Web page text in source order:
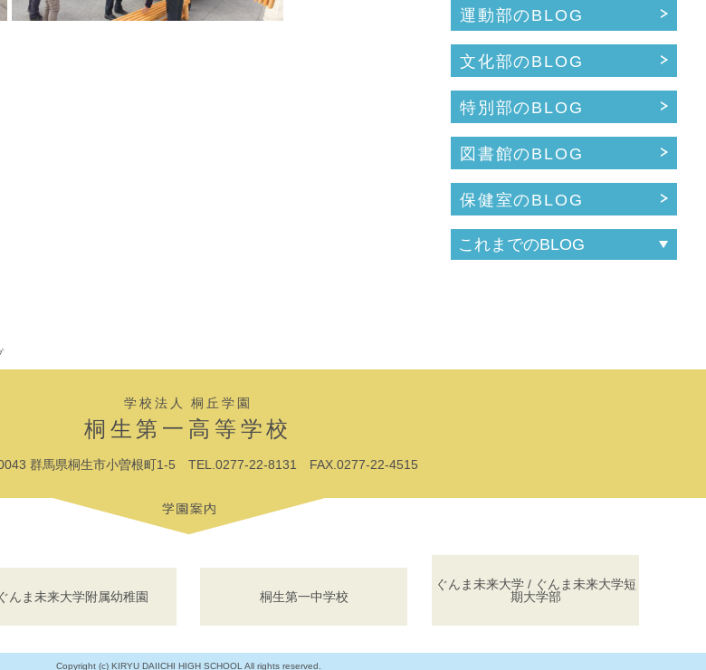
運動部のBLOG
文化部のBLOG
特別部のBLOG
図書館のBLOG
保健室のBLOG
学校法人 桐丘学園
桐生第一高等学校
群馬県桐生市小曽根町1-5 TEL.0277-22-8131 FAX.0277-22-4515
ぐんま未来大学附属幼稚園 桐生第一中学校
ぐんま未来大学 / ぐんま未来大学短
期大学部
Copyright (c) KIRYU DAIICHI HIGH SCHOOL All rights reserved.